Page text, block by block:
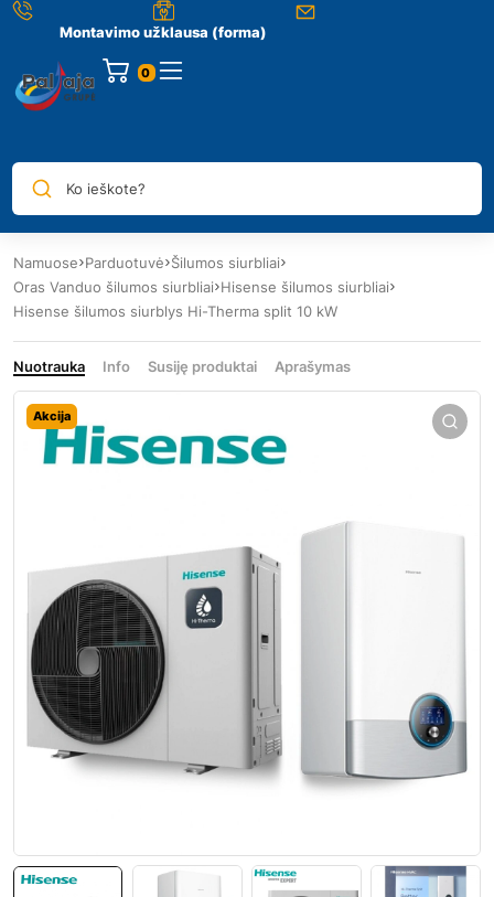
Montavimo užklausa (forma)
0
Ko ieškote?
Namuose Parduotuvė Šilumos siurbliai
Oras Vanduo šilumos siurbliai Hisense šilumos siurbliai
Hisense šilumos siurblys Hi-Therma split 10 kW
Nuotrauka Info Susiję produktai Aprašymas
Akcija